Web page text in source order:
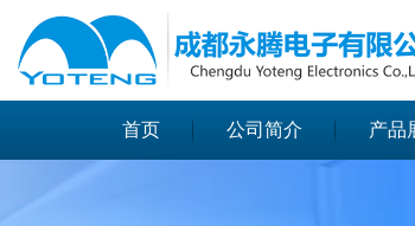
很遗憾，因您的浏览器版本过低导致无法获得最
首页 公司简介 产品